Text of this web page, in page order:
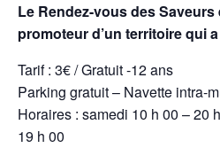
Le Rendez-vous des Saveurs
promoteur d’un territoire qui
Tarif : 3€ / Gratuit -12 ans
Parking gratuit – Navette intra-
Horaires : samedi 10 h 00 – 20
19 h 00